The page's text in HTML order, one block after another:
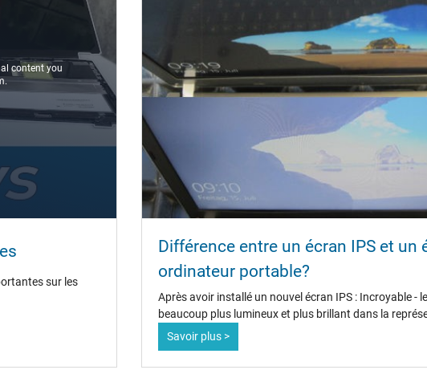
content you
sur les
Différence entre un écran IPS et un
ordinateur portable?
Après avoir installé un nouvel écran IPS : Incroyable -
beaucoup plus lumineux et plus brillant dans la
Savoir plus >